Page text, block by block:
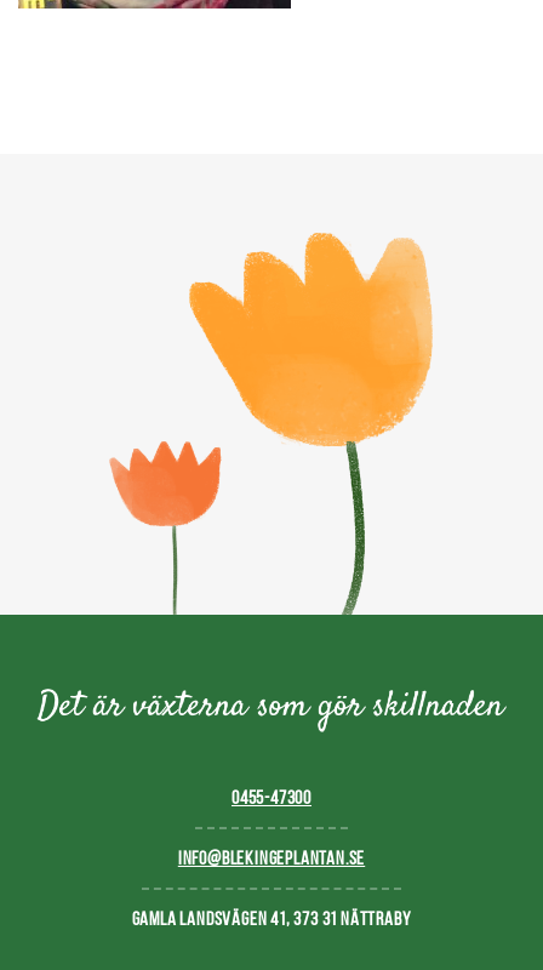
0455-47300
INFO@BLEKINGEPLANTAN.SE
GAMLA LANDSVÄGEN 41, 373 31 NÄTTRABY